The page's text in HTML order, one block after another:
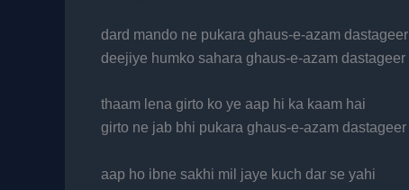
dard mando ne pukara ghaus-e-azam dastageer
deejiye humko sahara ghaus-e-azam dastageer
thaam lena girto ko ye aap hi ka kaam hai
girto ne jab bhi pukara ghaus-e-azam dastageer
aap ho ibne sakhi mil jaye kuch dar se yahi